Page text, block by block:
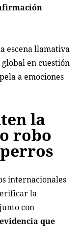
escena llamativa
en cuestión
a emociones
la
robo
internacionales
la
con
que